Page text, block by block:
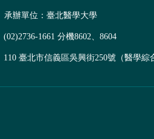
承辦單位：臺北醫學大學
(02)2736-1661 分機8602、8604
110 臺北市信義區吳興街250號（醫學綜